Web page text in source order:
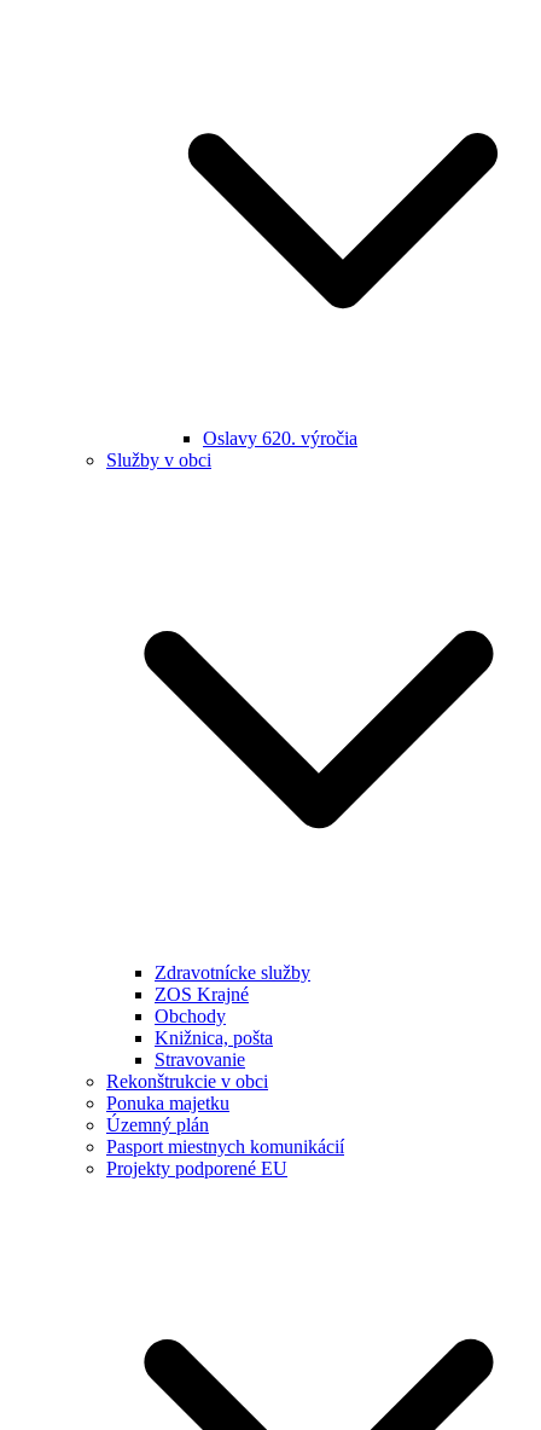
Oslavy 620. výročia
Služby v obci
Zdravotnícke služby
ZOS Krajné
Obchody
Knižnica, pošta
Stravovanie
Rekonštrukcie v obci
Ponuka majetku
Územný plán
Pasport miestnych komunikácií
Projekty podporené EU